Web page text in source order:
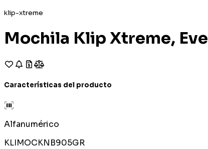
klip-xtreme
Mochila Klip Xtreme,
Características del producto
Alfanumérico
KLIMOCKNB905GR